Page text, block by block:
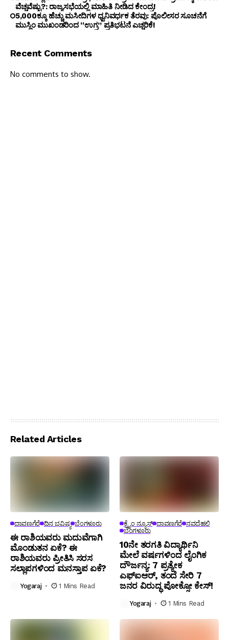
ವೆಚ್ಚವೆಷ್ಟು?: ರಾಜ್ಯಸಭೆಯಲ್ಲಿ ಮಾಹಿತಿ ನೀಡಿದ ಕೇಂದ್ರ!
5,000ಕ್ಕೂ ಹೆಚ್ಚು ಮಸೀದಿಗಳ ಧ್ವನಿವರ್ಧಕ ತೆರವು: ಪೊಲೀಸರ ಸೂಚನೆಗೆ
ಮುಸ್ಲಿಂ ಮುಖಂಡರಿಂದ “ಉಗ್ರ” ಪ್ರತಿಭಟನೆ ಎಚ್ಚರಿಕೆ!
Recent Comments
No comments to show.
Related Articles
ದಾವಣಗೆರೆ ದಿನ ಭವಿಷ್ಯ ಬೆಂಗಳೂರು
ಈ ರಾಶಿಯವರು ಮದುವೆಗಾಗಿ
ಮೊಂಡುತನ ಏಕೆ? ಈ
ರಾಶಿಯವರು ಪ್ರೀತಿಸಿ ಸರಸ
ಸಲ್ಲಾಪಗಳಿಂದ ಮನಸ್ತಾಪ ಏಕೆ?
Yogaraj 1 Mins Read
ಕ್ರೈಂ ನ್ಯೂಸ್ ದಾವಣಗೆರೆ ನವದೆಹಲಿ
ಬೆಂಗಳೂರು
10ನೇ ತರಗತಿ ವಿದ್ಯಾರ್ಥಿನಿ
ಮೇಲೆ ವರ್ಷಗಳಿಂದ ಲೈಂಗಿಕ
ದೌರ್ಜನ್ಯ: 7 ಪ್ರತ್ಯೇಕ
ಎಫ್ಐಆರ್, ತಂದೆ ಸೇರಿ 7
ಜನರ ವಿರುದ್ಧ ಪೋಕ್ಸೋ ಕೇಸ್!
Yogaraj 1 Mins Read